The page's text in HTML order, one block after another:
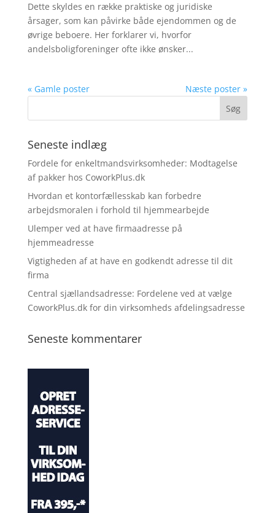
Dette skyldes en række praktiske og juridiske
årsager, som kan påvirke både ejendommen og de
øvrige beboere. Her forklarer vi, hvorfor
andelsboligforeninger ofte ikke ønsker...
« Gamle poster Næste poster »
Seneste indlæg
Fordele for enkeltmandsvirksomheder: Modtagelse
af pakker hos CoworkPlus.dk
Hvordan et kontorfællesskab kan forbedre
arbejdsmoralen i forhold til hjemmearbejde
Ulemper ved at have firmaadresse på
hjemmeadresse
Vigtigheden af at have en godkendt adresse til dit
firma
Central sjællandsadresse: Fordelene ved at vælge
CoworkPlus.dk for din virksomheds afdelingsadresse
Seneste kommentarer